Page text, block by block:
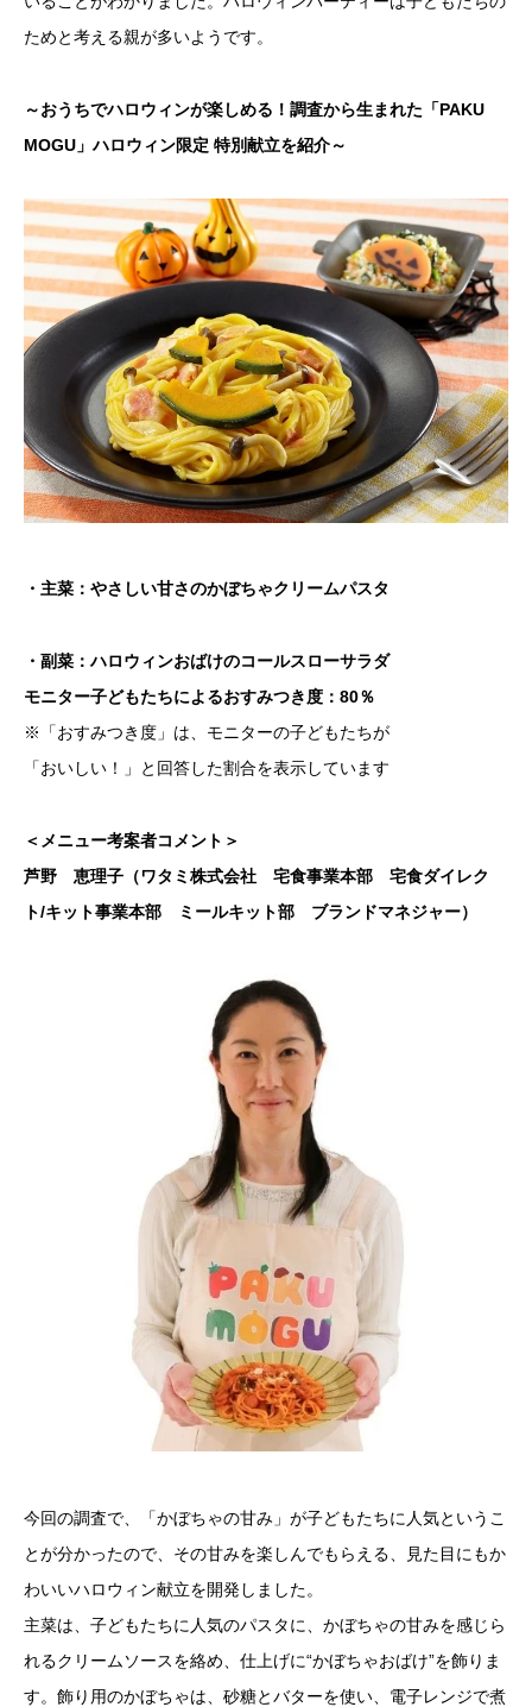
ためと考える親が多いようです。
～おうちでハロウィンが楽しめる！調査から生まれた「PAKU
MOGU」ハロウィン限定 特別献立を紹介～
・主菜：やさしい甘さのかぼちゃクリームパスタ
・副菜：ハロウィンおばけのコールスローサラダ
モニター子どもたちによるおすみつき度：80％
※「おすみつき度」は、モニターの子どもたちが
「おいしい！」と回答した割合を表示しています
＜メニュー考案者コメント＞
芦野 恵理子（ワタミ株式会社 宅食事業本部 宅食ダイレク
ト/キット事業本部 ミールキット部 ブランドマネジャー）
今回の調査で、「かぼちゃの甘み」が子どもたちに人気というこ
とが分かったので、その甘みを楽しんでもらえる、見た目にもか
わいいハロウィン献立を開発しました。
主菜は、子どもたちに人気のパスタに、かぼちゃの甘みを感じら
れるクリームソースを絡め、仕上げに“かぼちゃおばけ”を飾りま
す。飾り用のかぼちゃは、砂糖とバターを使い、電子レンジで煮